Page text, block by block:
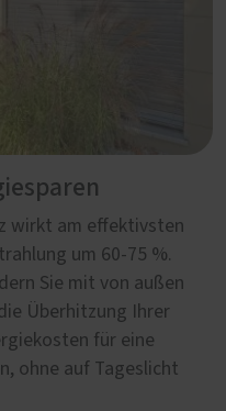
wirkt am effektivsten
um 60-75 %.
Sie mit von außen
Überhitzung Ihrer
für eine
ohne auf Tageslicht